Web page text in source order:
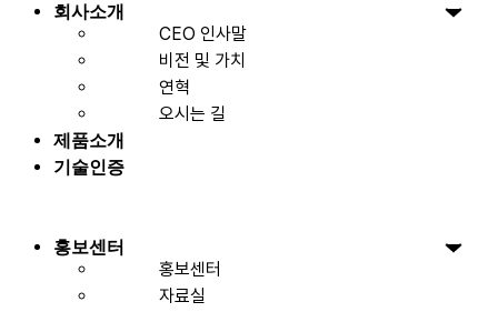
회사소개
CEO 인사말
비전 및 가치
연혁
오시는 길
제품소개
기술인증
홍보센터
홍보센터
자료실